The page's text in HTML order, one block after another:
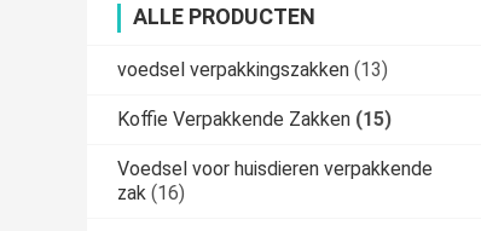
ALLE PRODUCTEN
voedsel verpakkingszakken (13)
Koffie Verpakkende Zakken (15)
Voedsel voor huisdieren verpakkende
zak (16)